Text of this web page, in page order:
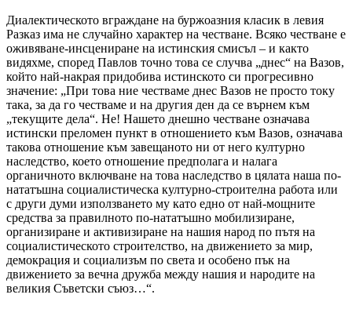
Диалектическото вграждане на буржоазния класик в левия
Разказ има не случайно характер на честване. Всяко честване е
оживяване-инсцениране на истинския смисъл – и както
видяхме, според Павлов точно това се случва „днес“ на Вазов,
който най-накрая придобива истинското си прогресивно
значение: „При това ние честваме днес Вазов не просто току
така, за да го честваме и на другия ден да се върнем към
„текущите дела“. Не! Нашето днешно честване означава
истински преломен пункт в отношението към Вазов, означава
такова отношение към завещаното ни от него културно
наследство, което отношение предполага и налага
органичното включване на това наследство в цялата наша по-
нататъшна социалистическа културно-строителна работа или
с други думи използването му като едно от най-мощните
средства за правилното по-нататъшно мобилизиране,
организиране и активизиране на нашия народ по пътя на
социалистическото строителство, на движението за мир,
демокрация и социализъм по света и особено пък на
движението за вечна дружба между нашия и народите на
великия Съветски съюз…“.